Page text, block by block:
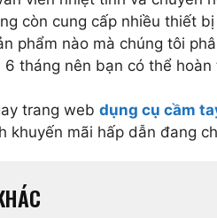
còn cung cấp nhiều thiết
phẩm nào mà chúng tôi
6 tháng nên bạn có thể
trang web dụng cụ cầm
khuyến mãi hấp dẫn đang